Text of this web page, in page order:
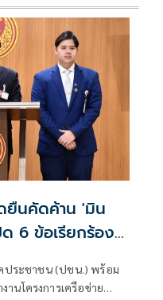
ยืนคัดค้าน 'มิน
6 ข้อเรียกร้อง
ประชาชน (ปชน.) พร้อม
นโครงการเครือข่าย